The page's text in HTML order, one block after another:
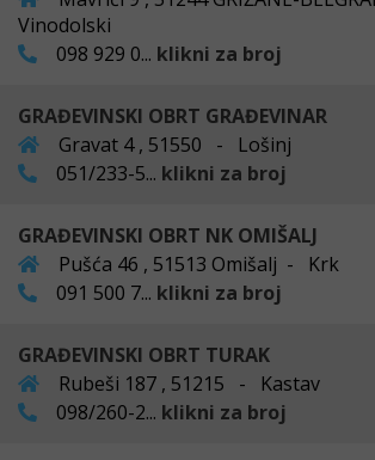
Vinodolski
098 929 0... klikni za broj
GRAĐEVINSKI OBRT GRAĐEVINAR
Gravat 4 , 51550 - Lošinj
051/233-5... klikni za broj
GRAĐEVINSKI OBRT NK OMIŠALJ
Pušća 46 , 51513 Omišalj - Krk
091 500 7... klikni za broj
GRAĐEVINSKI OBRT TURAK
Rubeši 187 , 51215 - Kastav
098/260-2... klikni za broj